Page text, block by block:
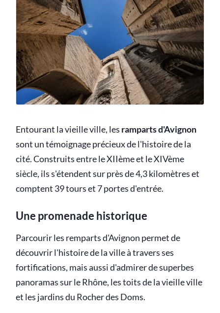
Entourant la vieille ville, les ramparts d'Avignon
sont un témoignage précieux de l'histoire de la
cité. Construits entre le XIIème et le XIVème
siècle, ils s'étendent sur près de 4,3 kilomètres et
comptent 39 tours et 7 portes d'entrée.
Une promenade historique
Parcourir les remparts d'Avignon permet de
découvrir l'histoire de la ville à travers ses
fortifications, mais aussi d'admirer de superbes
panoramas sur le Rhône, les toits de la vieille ville
et les jardins du Rocher des Doms.